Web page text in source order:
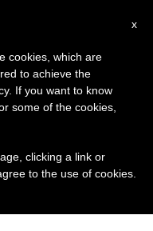
x
cookies, which are
to achieve the
If you want to know
some of the cookies,
clicking a link or
to the use of cookies.